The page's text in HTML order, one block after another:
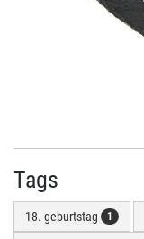
Tags
18. geburtstag 1